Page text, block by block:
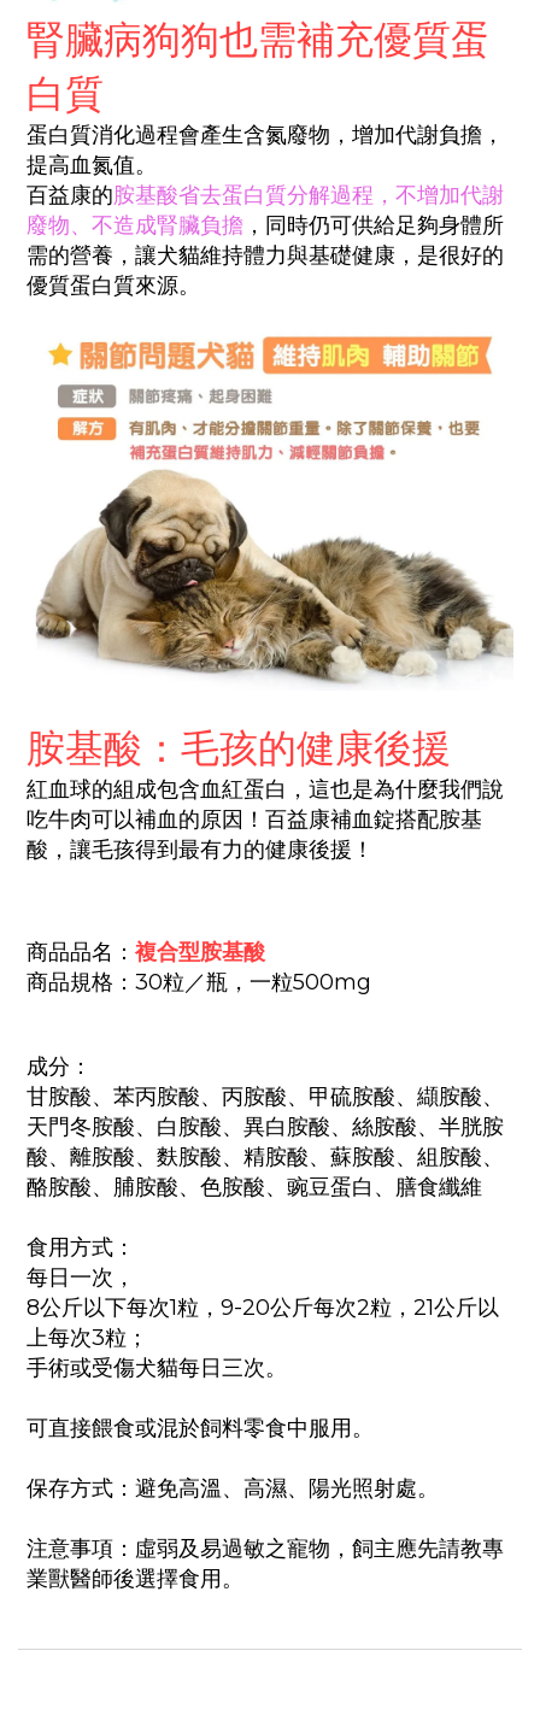
腎臟病狗狗也需補充優質蛋
白質
蛋白質消化過程會產生含氮廢物，增加代謝負擔，
提高血氮值。
百益康的胺基酸省去蛋白質分解過程，不增加代謝
廢物、不造成腎臟負擔 ，同時仍可供給足夠身體所
需的營養，讓犬貓維持體力與基礎健康，是很好的
優質蛋白質來源。
胺基酸：毛孩的健康後援
紅血球的組成包含血紅蛋白 ，這也是為什麼我們說
吃牛肉可以補血的原因！百益康補血錠搭配胺基
酸，讓毛孩得到最有力的健康後援！
商品品名： 複合型胺基酸
商品規格：30粒／瓶，一粒500mg
成分：
甘胺酸、苯丙胺酸、丙胺酸、甲硫胺酸、纈胺酸、
天門冬胺酸、白胺酸、異白胺酸、絲胺酸、半胱胺
酸、離胺酸、麩胺酸、精胺酸、蘇胺酸、組胺酸、
酪胺酸、脯胺酸、色胺酸、豌豆蛋白、膳食纖維
食用方式：
每日一次，
8公斤以下每次1粒， 9-20公斤每次2粒， 21公斤以
上每次3粒；
手術或受傷犬貓每日三次。
可直接餵食或混於飼料零食中服用。
保存方式：避免高溫、高濕、陽光照射處。
注意事項：虛弱及易過敏之寵物，飼主應先請教專
業獸醫師後選擇食用。